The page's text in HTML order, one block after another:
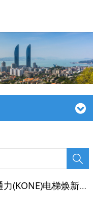
安全乘梯·品质生活 | 鸿升大厦通力(KONE)电梯焕新交付仪式圆满结束